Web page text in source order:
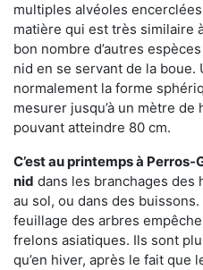
multiples alvéoles
matière qui est très similaire
bon nombre d’autres
nid en se servant de la
normalement la forme
mesurer jusqu’à un mètre
pouvant atteindre 80 cm.
C’est au printemps à
nid dans les branchages des
au sol, ou dans des
feuillage des arbres
frelons asiatiques. Ils sont
qu’en hiver, après le fait que